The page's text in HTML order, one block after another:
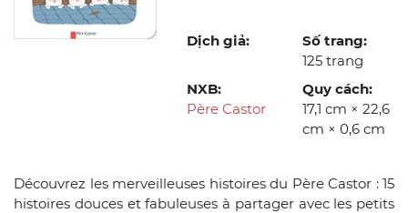
Dịch giả:
Số trang:
125 trang
NXB:
Père Castor
Quy cách:
17,1 cm × 22,6
cm × 0,6 cm
Découvrez les merveilleuses histoires du Père Castor : 15
histoires douces et fabuleuses à partager avec les petits